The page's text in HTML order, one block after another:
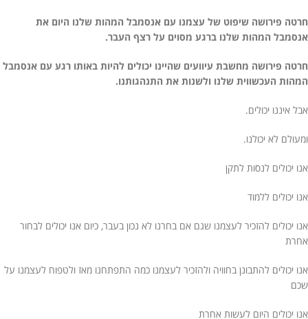
חרטה פירושה שיפוט של עצמנו עם אנסמבל המהות שלנו היום את
אנסמבל המהות שלנו ברגע מסוים על רצף העבר.
חרטה פירושה מחשבת עיוועים שהיינו יכולים להיות באותו רגע עם אנסמבל
המהות העכשווית שלנו ולשנות את התנהגותנו.
אבל איננו יכולים.
ומעולם לא יכולנו.
אנו יכולים לנסות לתקן
אנו יכולים ללמוד
אנו יכולים להזכיר לעצמנו שגם אם בחרנו לא נכון בעבר, כיום אנו יכולים לבחור
אחרת
אנו יכולים להתבונן בחוויה ולהזכיר לעצמנו כמה התפתחנו מאז ולטפוח לעצמנו על
שכם
אנו יכולים היום לעשות אחרת